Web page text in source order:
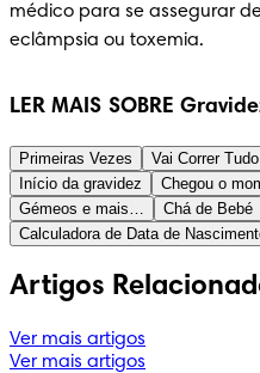
médico para se assegurar
eclâmpsia ou toxemia.
LER MAIS SOBRE
Primeiras Vezes Vai Correr
Início da gravidez
Chegou o
Gémeos e mais…
Chá de Bebé
Calculadora de Data de
Artigos
Ver mais artigos
Ver mais artigos